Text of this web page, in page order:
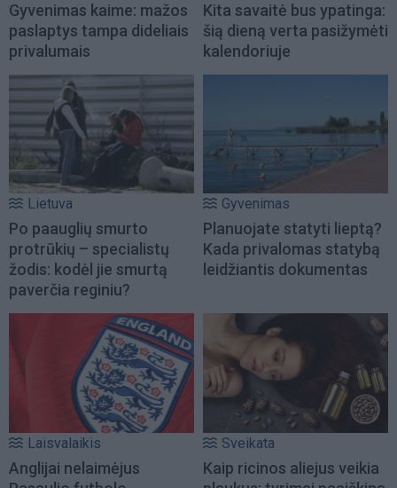
Gyvenimas kaime: mažos
paslaptys tampa dideliais
privalumais
Kita savaitė bus ypatinga:
šią dieną verta pasižymėti
kalendoriuje
Lietuva
Po paauglių smurto
protrūkių – specialistų
žodis: kodėl jie smurtą
paverčia reginiu?
Gyvenimas
Planuojate statyti lieptą?
Kada privalomas statybą
leidžiantis dokumentas
Laisvalaikis
Anglijai nelaimėjus
Sveikata
Kaip ricinos aliejus veikia